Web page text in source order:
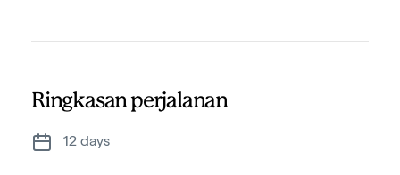
Ringkasan perjalanan
12 days